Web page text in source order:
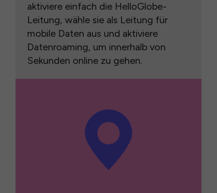
aktiviere einfach die HelloGlobe-
Leitung, wähle sie als Leitung für
mobile Daten aus und aktiviere
Datenroaming, um innerhalb von
Sekunden online zu gehen.